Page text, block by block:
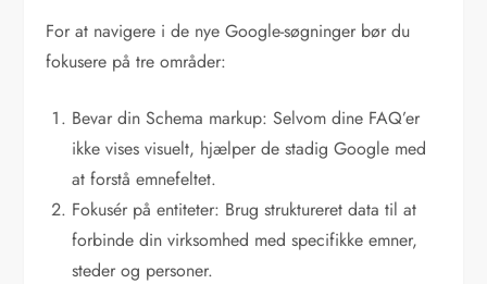
For at navigere i de nye Google-søgninger bør du
fokusere på tre områder:
Bevar din Schema markup: Selvom dine FAQ’er
ikke vises visuelt, hjælper de stadig Google med
at forstå emnefeltet.
Fokusér på entiteter: Brug struktureret data til at
forbinde din virksomhed med specifikke emner,
steder og personer.